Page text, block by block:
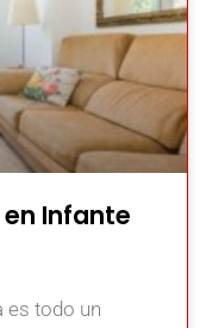
Infante
es todo un